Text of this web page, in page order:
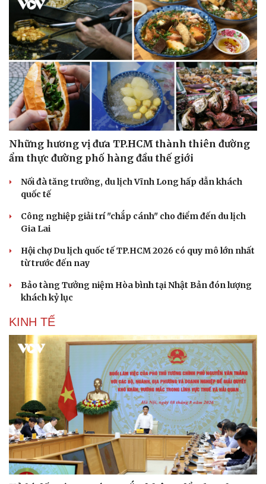
Văn hóa
Văn học
Âm nhạc
Giải trí
Thời trang
Những hương vị đưa TP.HCM thành thiên đường
ẩm thực đường phố hàng đầu thế giới
Nối đà tăng trưởng, du lịch Vĩnh Long hấp dẫn khách
quốc tế
Công nghiệp giải trí "chắp cánh" cho điểm đến du lịch
Gia Lai
Hội chợ Du lịch quốc tế TP.HCM 2026 có quy mô lớn nhất
từ trước đến nay
Bảo tàng Tưởng niệm Hòa bình tại Nhật Bản đón lượng
khách kỷ lục
KINH TẾ